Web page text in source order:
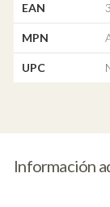
EAN
MPN
UPC
Información